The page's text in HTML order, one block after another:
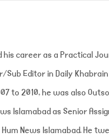
career as a Practical
Editor in Daily
to 2010, he was also
Islamabad as Senior
News Islamabad. He